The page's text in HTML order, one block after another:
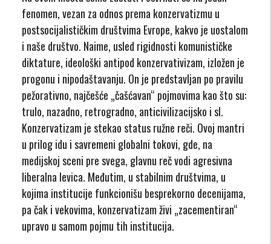
fenomen, vezan za odnos prema konzervatizmu u
postsocijalističkim društvima Evrope, kakvo je uostalom
i naše društvo. Naime, usled rigidnosti komunističke
diktature, ideološki antipod konzervativizam, izložen je
progonu i nipodaštavanju. On je predstavljan po pravilu
pežorativno, najčešće „čašćavan“ pojmovima kao što su:
trulo, nazadno, retrogradno, anticivilizacijsko i sl.
Konzervatizam je stekao status ružne reči. Ovoj mantri
u prilog idu i savremeni globalni tokovi, gde, na
medijskoj sceni pre svega, glavnu reč vodi agresivna
liberalna levica. Međutim, u stabilnim društvima, u
kojima institucije funkcionišu besprekorno decenijama,
pa čak i vekovima, konzervatizam živi „zacementiran“
upravo u samom pojmu tih institucija.